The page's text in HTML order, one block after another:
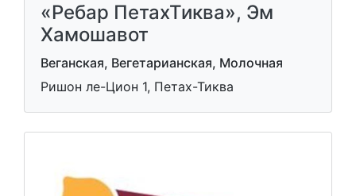
«Ребар ПетахТиква», Эм
Хамошавот
Веганская, Вегетарианская, Молочная
Ришон ле-Цион 1, Петах-Тиква